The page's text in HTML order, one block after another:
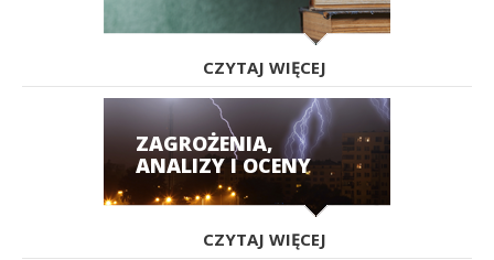
CZYTAJ WIĘCEJ
ZAGROŻENIA,
ANALIZY I OCENY
CZYTAJ WIĘCEJ